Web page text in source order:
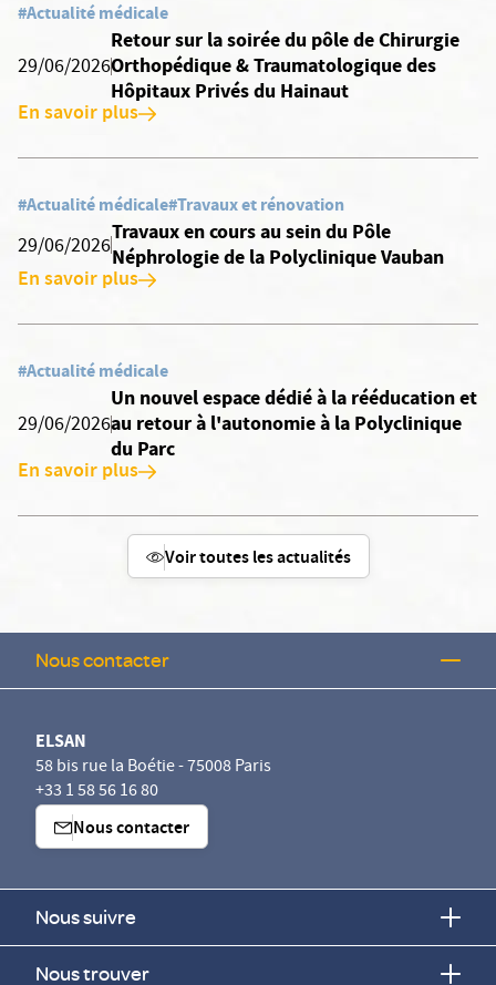
#Actualité médicale
29/06/2026
Retour sur la soirée du pôle de Chirurgie
Orthopédique & Traumatologique des
Hôpitaux Privés du Hainaut
En savoir plus
#Actualité médicale#Travaux et rénovation
29/06/2026
Travaux en cours au sein du Pôle
Néphrologie de la Polyclinique Vauban
En savoir plus
#Actualité médicale
29/06/2026
Un nouvel espace dédié à la rééducation et
au retour à l'autonomie à la Polyclinique
du Parc
En savoir plus
Voir toutes les actualités
Nous contacter
ELSAN
58 bis rue la Boétie - 75008 Paris
+33 1 58 56 16 80
Nous contacter
Nous suivre
Nous trouver